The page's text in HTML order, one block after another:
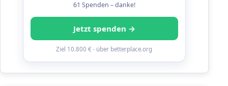
61 Spenden – danke!
Jetzt spenden →
Ziel 10.800 € · über betterplace.org